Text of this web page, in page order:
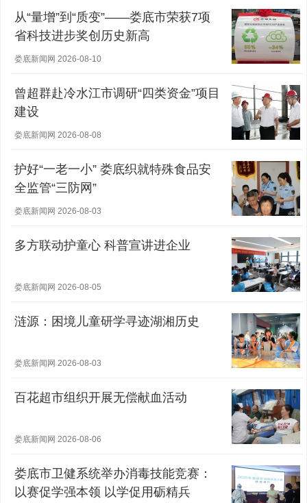
从“量增”到“质变”——娄底市荣获7项
省科技进步奖创历史新高
娄底新闻网 2026-08-10
曾超群赴冷水江市调研“四类资金”项目
建设
娄底新闻网 2026-08-08
护好“一老一小” 娄底织就特殊食品安
全监管“三防网”
娄底新闻网 2026-08-03
多方联动护童心 科普宣讲进企业
娄底新闻网 2026-08-05
涟源：困境儿童研学寻迹湖湘历史
娄底新闻网 2026-08-03
百花超市组织开展无偿献血活动
娄底新闻网 2026-08-06
娄底市卫健系统举办消毒技能竞赛：
以赛促学强本领 以学促用砺精兵